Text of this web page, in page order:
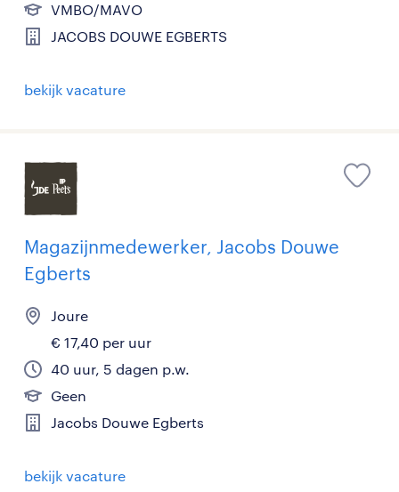
VMBO/MAVO
JACOBS DOUWE EGBERTS
bekijk vacature
Magazijnmedewerker, Jacobs Douwe
Egberts
Joure
€ 17,40 per uur
40 uur, 5 dagen p.w.
Geen
Jacobs Douwe Egberts
bekijk vacature